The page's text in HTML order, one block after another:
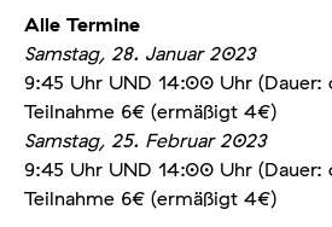
Alle Termine
Samstag, 28. Januar 2023
9:45 Uhr UND 14:00 Uhr (Dauer:
Teilnahme 6€ (ermäßigt 4€)
Samstag, 25. Februar 2023
9:45 Uhr UND 14:00 Uhr (Dauer:
Teilnahme 6€ (ermäßigt 4€)